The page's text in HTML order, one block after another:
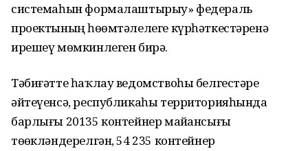
системаһын формалаштырыу» федераль
проектының һөҙөмтәлелеге күрһәткестәренә
ирешеү мөмкинлеген бирә.
Тәбиғәтте һаҡлау ведомствоһы белгестәре
әйтеүенсә, республикаһы территорияһында
барлығы 20135 контейнер майҙансығы
төҙөкләндерелгән, 54 235 контейнер